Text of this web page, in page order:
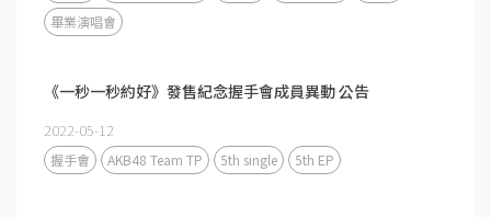
畢業演唱會
《一秒一秒約好》發售紀念握手會成員異動 公告
2022-05-12
握手會 AKB48 Team TP 5th single 5th EP